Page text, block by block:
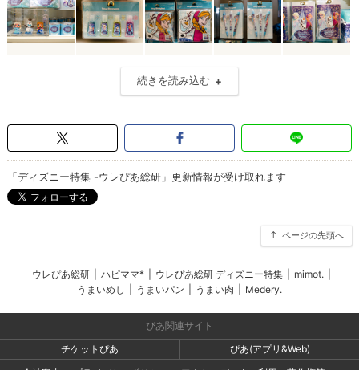
続きを読み込む
「ディズニー特集 -ウレぴあ総研」更新情報が受け取れます
ページの先頭へ
ウレぴあ総研 ハピママ* ウレぴあ総研 ディズニー特集 mimot.
うまいめし
うまいパン うまい肉 Medery.
ぴあ関連サイト
チケットぴあ
ぴあ(アプリ&Web)